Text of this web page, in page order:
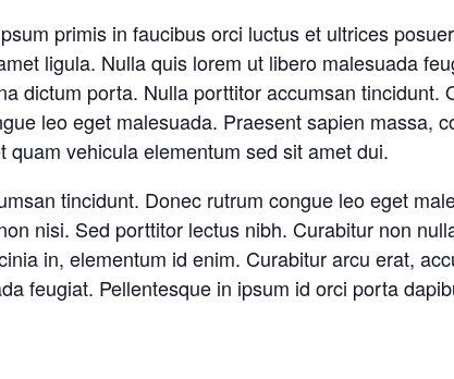
primis in faucibus orci luctus et ultrices
ligula. Nulla quis lorem ut libero malesuada
dictum porta. Nulla porttitor accumsan tincidunt.
leo eget malesuada. Praesent sapien massa,
vehicula elementum sed sit amet dui.
tincidunt. Donec rutrum congue leo eget
nisi. Sed porttitor lectus nibh. Curabitur non
in, elementum id enim. Curabitur arcu erat,
feugiat. Pellentesque in ipsum id orci porta